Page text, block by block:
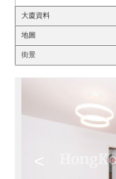
大廈資料
地圖
街景
<